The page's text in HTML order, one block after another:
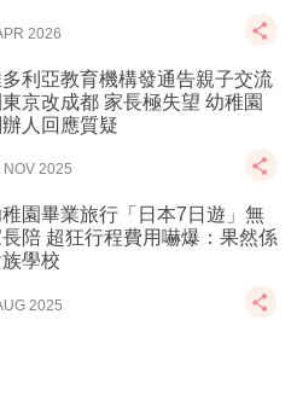
2026
利亞教育機構發通告親子交流
東京改成都 家長極失望 幼稚園
人回應質疑
NOV 2025
園畢業旅行「日本7日遊」無
陪 超狂行程費用嚇爆：果然係
學校
2025